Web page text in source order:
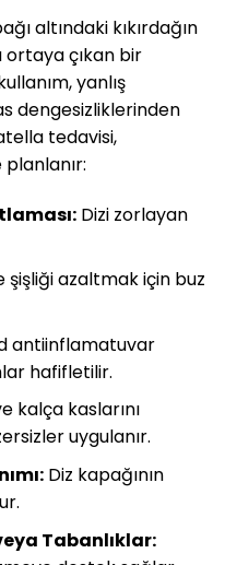
altındaki kıkırdağın
ortaya çıkan bir
yanlış
dengesizliklerinden
tedavisi,
Dizi zorlayan
şişliği azaltmak için buz
antiinflamatuvar
hafifletilir.
kalça kaslarını
uygulanır.
Diz kapağının
Tabanlıklar: